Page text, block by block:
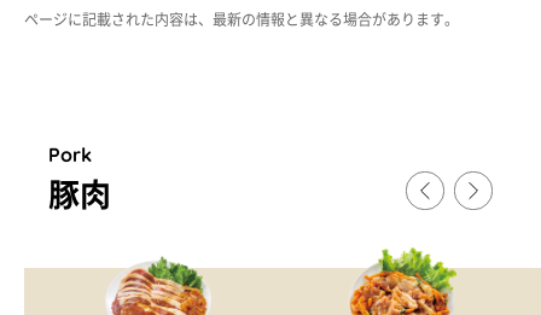
ページに記載された内容は、最新の情報と異なる場合があります。
Pork
豚肉